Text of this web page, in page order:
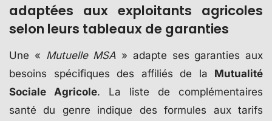
adaptées aux exploitants agricoles
selon leurs tableaux de garanties
Une « Mutuelle MSA » adapte ses garanties aux
besoins spécifiques des affiliés de la Mutualité
Sociale Agricole. La liste de complémentaires
santé du genre indique des formules aux tarifs